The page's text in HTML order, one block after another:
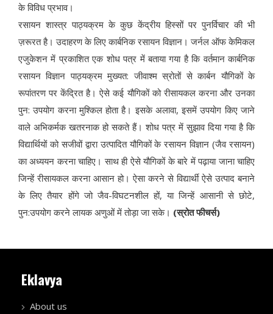
के विविध प्रभाव।
रसायन शास्त्र पाठ्यक्रम के कुछ केंद्रीय हिस्सों पर पुनर्विचार की भी
ज़रूरत है। उदाहरण के लिए कार्बनिक रसायन विज्ञान। जर्नल ऑफ केमिकल
एजुकेशन में प्रकाशित एक शोध पत्र में बताया गया है कि वर्तमान कार्बनिक
रसायन विज्ञान पाठ्यक्रम मुख्यत: जीवाश्म स्रोतों से कार्बन यौगिकों के
रूपांतरण पर केंद्रित है। ऐसे कई यौगिकों को रीसायकल करना और उनका
पुन: उपयोग करना मुश्किल होता है। इसके अलावा, इसमें उपयोग किए जाने
वाले अभिकर्मक खतरनाक हो सकते हैं। शोध पत्र में सुझाव दिया गया है कि
विद्यार्थियों को सजीवों द्वारा उत्पादित यौगिकों के रसायन विज्ञान (जैव रसायन)
का अध्ययन करना चाहिए। साथ ही ऐसे यौगिकों के बारे में पढ़ाया जाना चाहिए
जिन्हें रीसायकल करना आसान हो। ऐसा करने से विद्यार्थी ऐसे उत्पाद बनाने
के लिए तैयार होंगे जो जैव-विघटनशील हों, या जिन्हें आसानी से छोटे,
पुन:उपयोग करने लायक अणुओं में तोड़ा जा सके। (स्रोत फीचर्स)
Eklavya
About us